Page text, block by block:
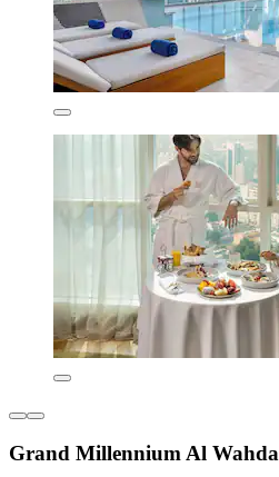
Grand Millennium Al Wahda